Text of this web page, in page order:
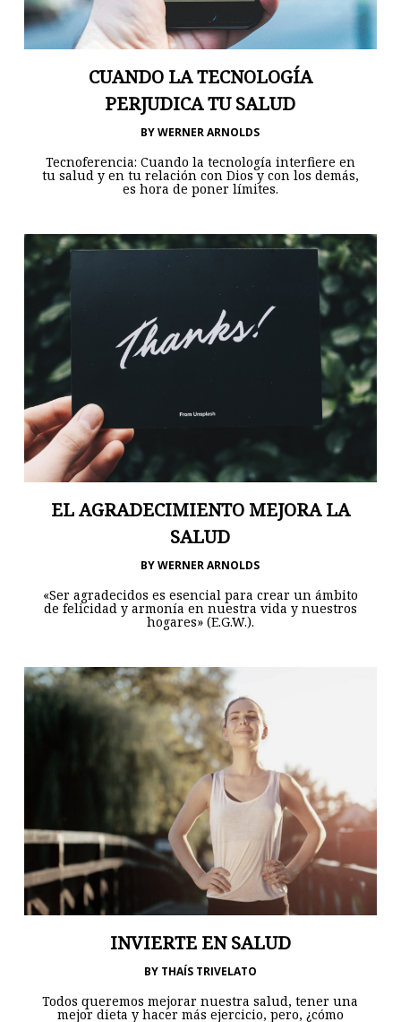
CUANDO LA TECNOLOGÍA
PERJUDICA TU SALUD
BY WERNER ARNOLDS
Tecnoferencia: Cuando la tecnología interfiere en
tu salud y en tu relación con Dios y con los demás,
es hora de poner límites.
EL AGRADECIMIENTO MEJORA LA
SALUD
BY WERNER ARNOLDS
«Ser agradecidos es esencial para crear un ámbito
de felicidad y armonía en nuestra vida y nuestros
hogares» (E.G.W.).
INVIERTE EN SALUD
BY THAÍS TRIVELATO
Todos queremos mejorar nuestra salud, tener una
mejor dieta y hacer más ejercicio, pero, ¿cómo